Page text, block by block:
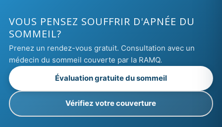
VOUS PENSEZ SOUFFRIR D'APNÉE DU
SOMMEIL?
Prenez un rendez-vous gratuit. Consultation avec un
médecin du sommeil couverte par la RAMQ.
Évaluation gratuite du sommeil
Vérifiez votre couverture